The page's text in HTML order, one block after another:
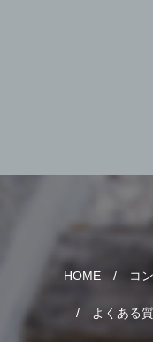
HOME コ
よくある